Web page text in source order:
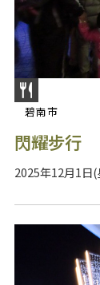
碧南市
閃耀步行
2025年12月1日